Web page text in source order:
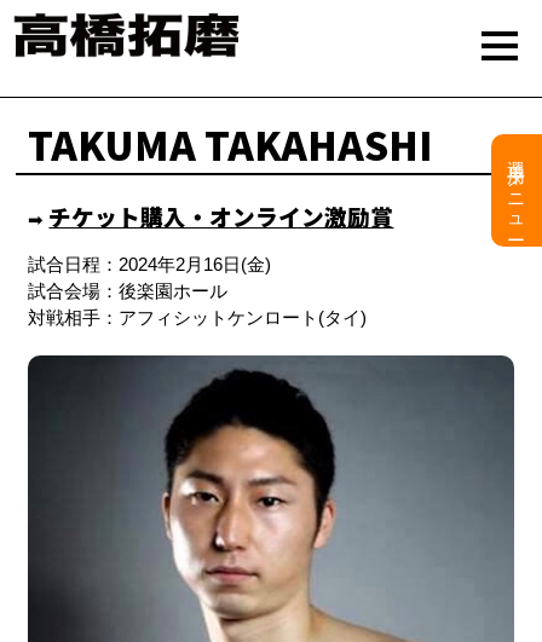
選手用メニュー
TAKUMA TAKAHASHI
➡︎ チケット購入・オンライン激励賞
試合日程：2024年2月16日(金)
試合会場：後楽園ホール
対戦相手：アフィシットケンロート(タイ)